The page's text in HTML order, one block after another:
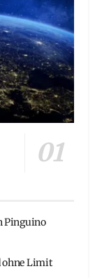
Pinguino
ohne Limit